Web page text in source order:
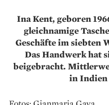
Ina Kent, geboren
gleichnamige
Geschäfte im siebten
Das Handwerk hat
beigebracht.
in Indien